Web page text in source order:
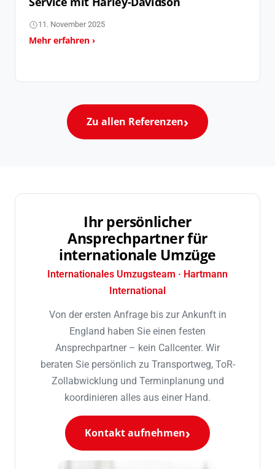
11. November 2025
Mehr erfahren ›
Zu allen Referenzen
Ihr persönlicher
Ansprechpartner für
internationale Umzüge
Internationales Umzugsteam · Hartmann
International
Von der ersten Anfrage bis zur Ankunft in
England haben Sie einen festen
Ansprechpartner – kein Callcenter. Wir
beraten Sie persönlich zu Transportweg, ToR-
Zollabwicklung und Terminplanung und
koordinieren alles aus einer Hand.
Kontakt aufnehmen